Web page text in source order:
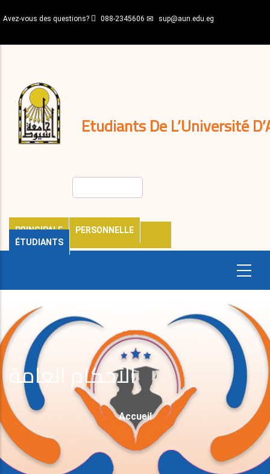
au
principal
Avez-vous des questions? 088-2345606 sup@aun.edu.eg
Etudiants De L’Université
PRINCIPALE
PERSONNELLE
ÉTUDIANTS
décisions
Expatriés
Journal
الأحكام العامة
Fil
D'Ariane
Accueil